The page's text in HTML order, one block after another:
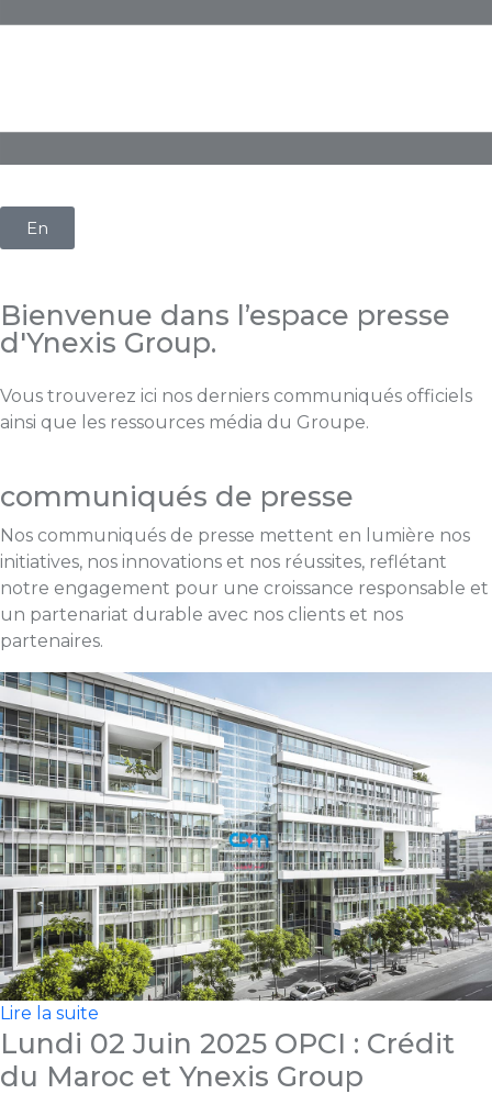
En
Bienvenue dans l’espace presse
d'Ynexis Group.
Vous trouverez ici nos derniers communiqués officiels
ainsi que les ressources média du Groupe.
communiqués de presse
Nos communiqués de presse mettent en lumière nos
initiatives, nos innovations et nos réussites, reflétant
notre engagement pour une croissance responsable et
un partenariat durable avec nos clients et nos
partenaires.
Lire la suite
Lundi 02 Juin 2025 OPCI : Crédit
du Maroc et Ynexis Group